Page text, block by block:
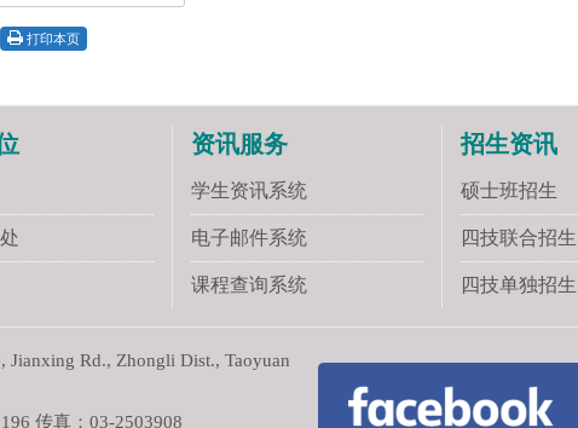
打印本页
资讯服务
学生资讯系统
电子邮件系统
课程查询系统
招生资讯
硕士班招生
四技联合招生
四技单独招生
Rd., Zhongli Dist., Taoyuan
传真：03-2503908